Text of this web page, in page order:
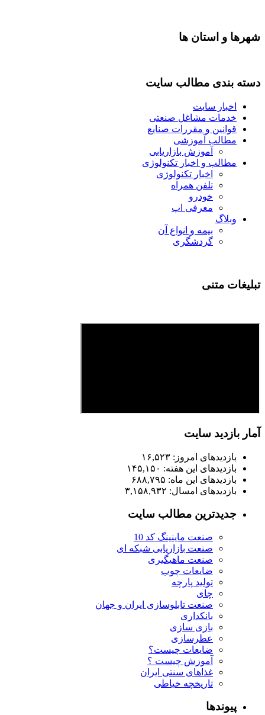
شهرها و استان ها
دسته بندی مطالب سایت
اخبار سایت
خدمات مشاغل صنعتی
قوانین و مقررات صنایع
مطالب آموزشی
آموزش بازاریابی
مطالب و اخبار تکنولوژی
اخبار تکنولوژی
تلفن همراه
خودرو
معرفی اپ
وبلاگ
بیمه و انواع آن
گردشگری
تبلیغات متنی
آمار بازدید سایت
بازدیدهای امروز: ۱۶,۵۲۳
بازدیدهای این هفته: ۱۴۵,۱۵۰
بازدیدهای این ماه: ۶۸۸,۷۹۵
بازدیدهای امسال: ۳,۱۵۸,۹۳۲
جدیدترین مطالب سایت
صنعت ماینینگ کد 10
صنعت بازاریابی شبکه ای
صنعت ماهیگیری
ضایعات چوب
تولید پارچه
چای
صنعت تابلوسازی ایران و جهان
بانکداری
بازی سازی
عطرسازی
ضایعات چیست؟
آموزش چیست ؟
غذاهای سنتی ایران
تاریخچه خیاطی
پیوندها